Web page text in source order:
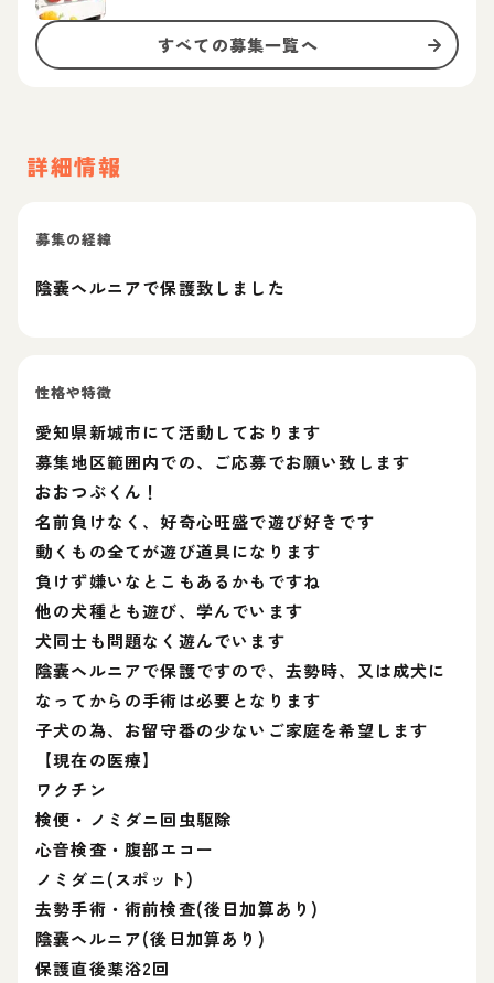
すべての募集一覧へ
詳細情報
募集の経緯
陰嚢ヘルニアで保護致しました
性格や特徴
愛知県新城市にて活動しております
募集地区範囲内での、ご応募でお願い致します
おおつぶくん！
名前負けなく、好奇心旺盛で遊び好きです
動くもの全てが遊び道具になります
負けず嫌いなとこもあるかもですね
他の犬種とも遊び、学んでいます
犬同士も問題なく遊んでいます
陰嚢ヘルニアで保護ですので、去勢時、又は成犬に
なってからの手術は必要となります
子犬の為、お留守番の少ないご家庭を希望します
【現在の医療】
ワクチン
検便・ノミダニ回虫駆除
心音検査・腹部エコー
ノミダニ(スポット)
去勢手術・術前検査(後日加算あり)
陰嚢ヘルニア(後日加算あり)
保護直後薬浴2回